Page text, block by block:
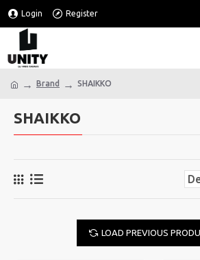
Login Register
Brand SHAIKKO
SHAIKKO
LOAD PREVIOUS